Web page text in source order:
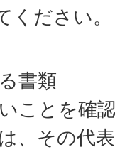
ください。
書類
ことを確
、その代